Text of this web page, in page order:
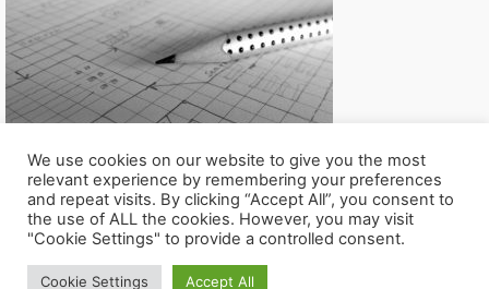
We use cookies on our website to give you the most
relevant experience by remembering your preferences
and repeat visits. By clicking “Accept All”, you consent to
the use of ALL the cookies. However, you may visit
"Cookie Settings" to provide a controlled consent.
Cookie Settings Accept All